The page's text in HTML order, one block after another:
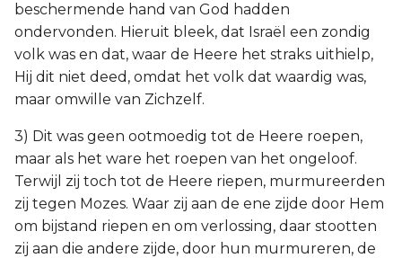
beschermende hand van God hadden
ondervonden. Hieruit bleek, dat Israël een zondig
volk was en dat, waar de Heere het straks uithielp,
Hij dit niet deed, omdat het volk dat waardig was,
maar omwille van Zichzelf.
3) Dit was geen ootmoedig tot de Heere roepen,
maar als het ware het roepen van het ongeloof.
Terwijl zij toch tot de Heere riepen, murmureerden
zij tegen Mozes. Waar zij aan de ene zijde door Hem
om bijstand riepen en om verlossing, daar stootten
zij aan die andere zijde, door hun murmureren, de